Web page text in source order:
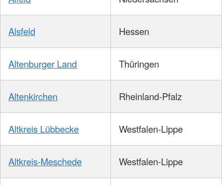
Alsfeld Hessen
Altenburger Land Thüringen
Altenkirchen Rheinland-Pfalz
Altkreis Lübbecke Westfalen-Lippe
Altkreis-Meschede Westfalen-Lippe